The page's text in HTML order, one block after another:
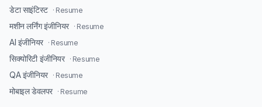
डेटा साइंटिस्ट · Resume
मशीन लर्निंग इंजीनियर · Resume
AI इंजीनियर · Resume
सिक्योरिटी इंजीनियर · Resume
QA इंजीनियर · Resume
मोबाइल डेवलपर · Resume